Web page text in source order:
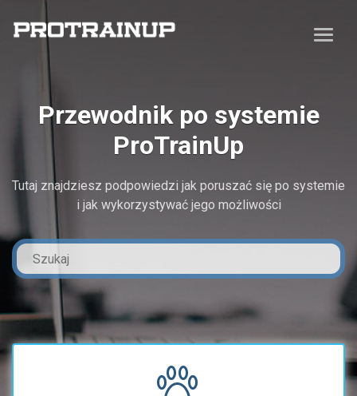
Przewodnik po systemie
ProTrainUp
Tutaj znajdziesz podpowiedzi jak poruszać się po systemie
i jak wykorzystywać jego możliwości